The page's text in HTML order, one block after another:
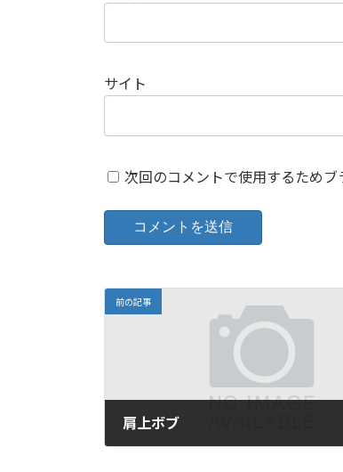
サイト
次回のコメントで使用するため
前の記事
肩上ボブ